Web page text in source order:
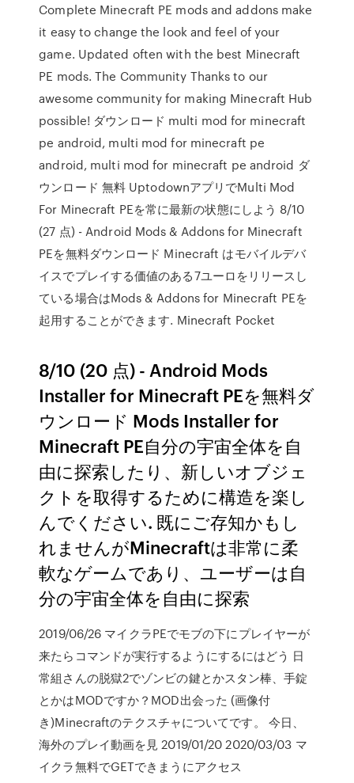
Complete Minecraft PE mods and addons make
it easy to change the look and feel of your
game. Updated often with the best Minecraft
PE mods. The Community Thanks to our
awesome community for making Minecraft Hub
possible! ダウンロード multi mod for minecraft
pe android, multi mod for minecraft pe
android, multi mod for minecraft pe android ダ
ウンロード 無料 UptodownアプリでMulti Mod
For Minecraft PEを常に最新の状態にしよう 8/10
(27 点) - Android Mods & Addons for Minecraft
PEを無料ダウンロード Minecraft はモバイルデバ
イスでプレイする価値のある7ユーロをリリースし
ている場合はMods & Addons for Minecraft PEを
起用することができます. Minecraft Pocket
8/10 (20 点) - Android Mods
Installer for Minecraft PEを無料ダ
ウンロード Mods Installer for
Minecraft PE自分の宇宙全体を自
由に探索したり、新しいオブジェ
クトを取得するために構造を楽し
んでください. 既にご存知かもし
れませんがMinecraftは非常に柔
軟なゲームであり、ユーザーは自
分の宇宙全体を自由に探索
2019/06/26 マイクラPEでモブの下にプレイヤーが
来たらコマンドが実行するようにするにはどう 日
常組さんの脱獄2でゾンビの鍵とかスタン棒、手錠
とかはMODですか？MOD出会った (画像付
き)Minecraftのテクスチャについてです。 今日、
海外のプレイ動画を見 2019/01/20 2020/03/03 マ
イクラ無料でGETできまうにアクセス